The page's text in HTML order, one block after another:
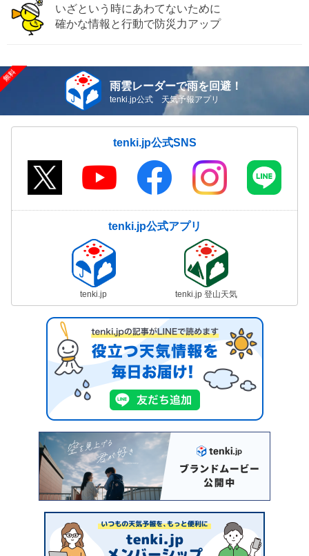
いざという時にあわてないために
確かな情報と行動で防災力アップ
雨雲レーダーで雨を回避！
tenki.jp公式 天気予報アプリ
tenki.jp公式SNS
tenki.jp公式アプリ
tenki.jp tenki.jp 登山天気